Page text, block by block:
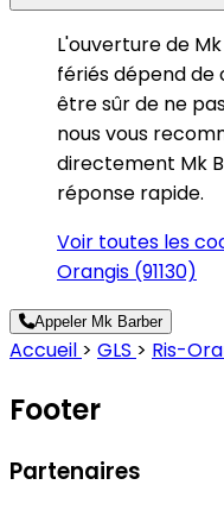
L'ouverture de
fériés dépend de
être sûr de ne
nous vous
directement Mk
réponse rapide.
Voir toutes les
Orangis (91130)
Appeler Mk Barber
Accueil > GLS > Ris-
Footer
Partenaires